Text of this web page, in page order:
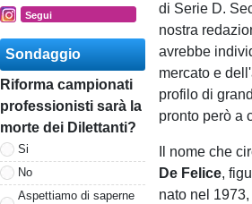
Segui
Sondaggio
Riforma campionati
professionisti sarà la
morte dei Dilettanti?
Si
No
Aspettiamo di saperne
di Serie D.
nostra
avrebbe
mercato e
profilo di
pronto però a
Il nome che
De Felice,
nato nel